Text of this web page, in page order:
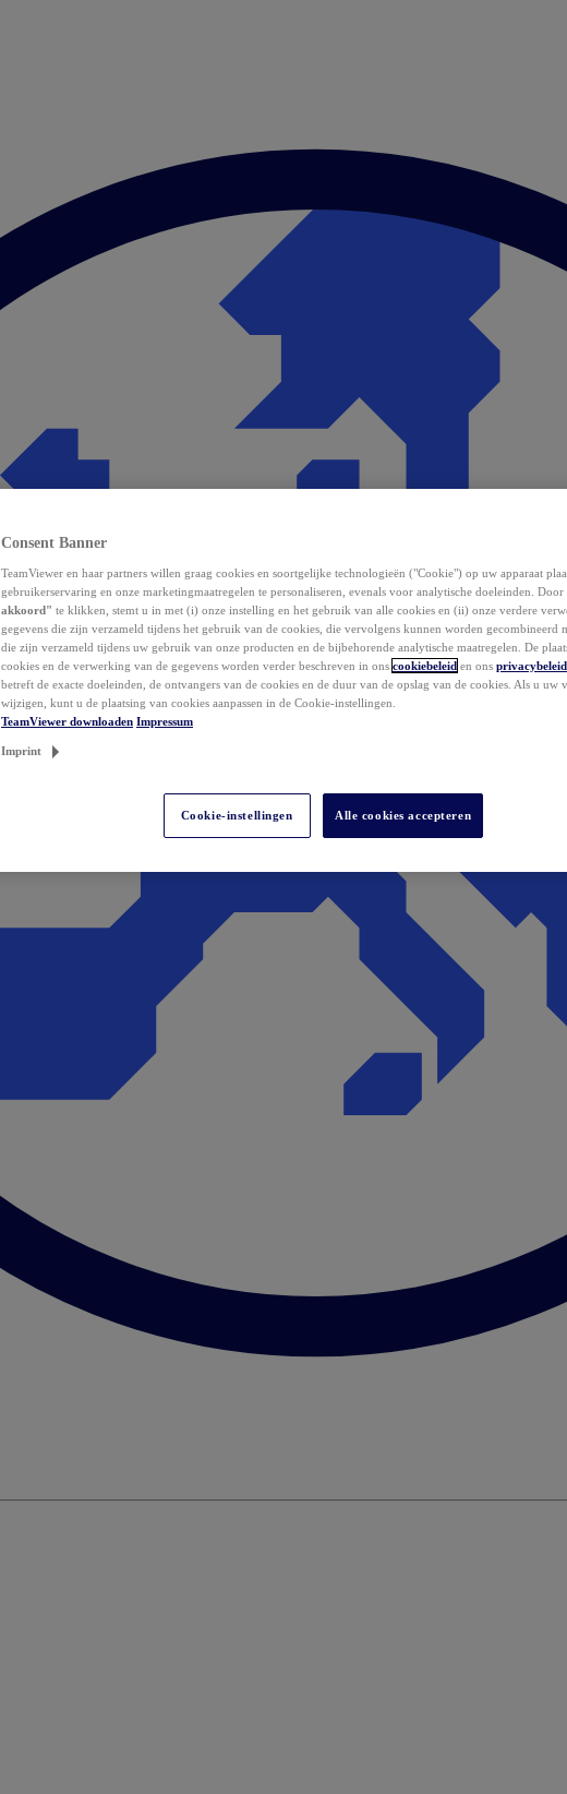
Consent Banner
TeamViewer en haar partners willen graag cookies en soortgelijke technologieën ("Cookie") op uw apparaat
gebruikerservaring en onze marketingmaatregelen te personaliseren, evenals voor analytische doeleinden. Door
akkoord" te klikken, stemt u in met (i) onze instelling en het gebruik van alle cookies en (ii) onze verdere
gegevens die zijn verzameld tijdens het gebruik van de cookies, die vervolgens kunnen worden gecombineerd
die zijn verzameld tijdens uw gebruik van onze producten en de bijbehorende analytische maatregelen. De
cookies en de verwerking van de gegevens worden verder beschreven in ons cookiebeleid en ons privacybeleid
betreft de exacte doeleinden, de ontvangers van de cookies en de duur van de opslag van de cookies. Als u uw
wijzigen, kunt u de plaatsing van cookies aanpassen in de Cookie-instellingen.
TeamViewer downloaden Impressum
Imprint
Cookie-instellingen Alle cookies accepteren